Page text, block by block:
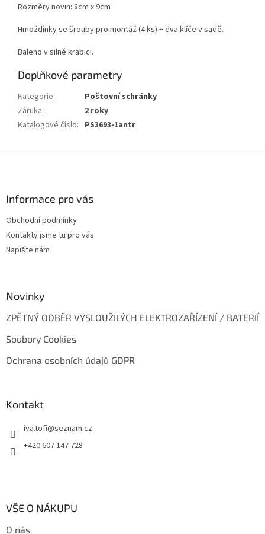
Rozměry novin: 8cm x 9cm
Hmoždinky se šrouby pro montáž (4 ks) + dva klíče v sadě.
Baleno v silné krabici.
Doplňkové parametry
Kategorie:
Poštovní schránky
Záruka:
2 roky
Katalogové číslo: PS3693-1antr
Informace pro vás
Obchodní podmínky
Kontakty jsme tu pro vás
Napište nám
Novinky
ZPĚTNÝ ODBĚR VYSLOUŽILÝCH ELEKTROZAŘÍZENÍ / BATERIÍ
Soubory Cookies
Ochrana osobních údajů GDPR
Kontakt
iva.tofi@seznam.cz
+420 607 147 728
VŠE O NÁKUPU
O nás